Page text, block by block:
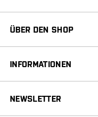
ÜBER DEN SHOP
INFORMATIONEN
NEWSLETTER